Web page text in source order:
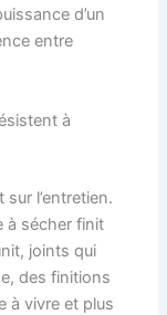
d’un
entre
à
l’entretien.
à sécher finit
joints qui
des finitions
à vivre et plus